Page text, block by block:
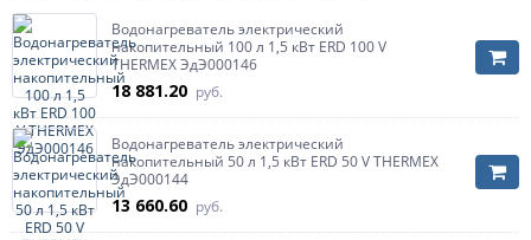
Водонагреватель электрический
накопительный 100 л 1,5 кВт ERD 100 V
THERMEX ЭдЭ000146
18 881.20 руб.
Водонагреватель электрический
накопительный 50 л 1,5 кВт ERD 50 V THERMEX
ЭдЭ000144
13 660.60 руб.